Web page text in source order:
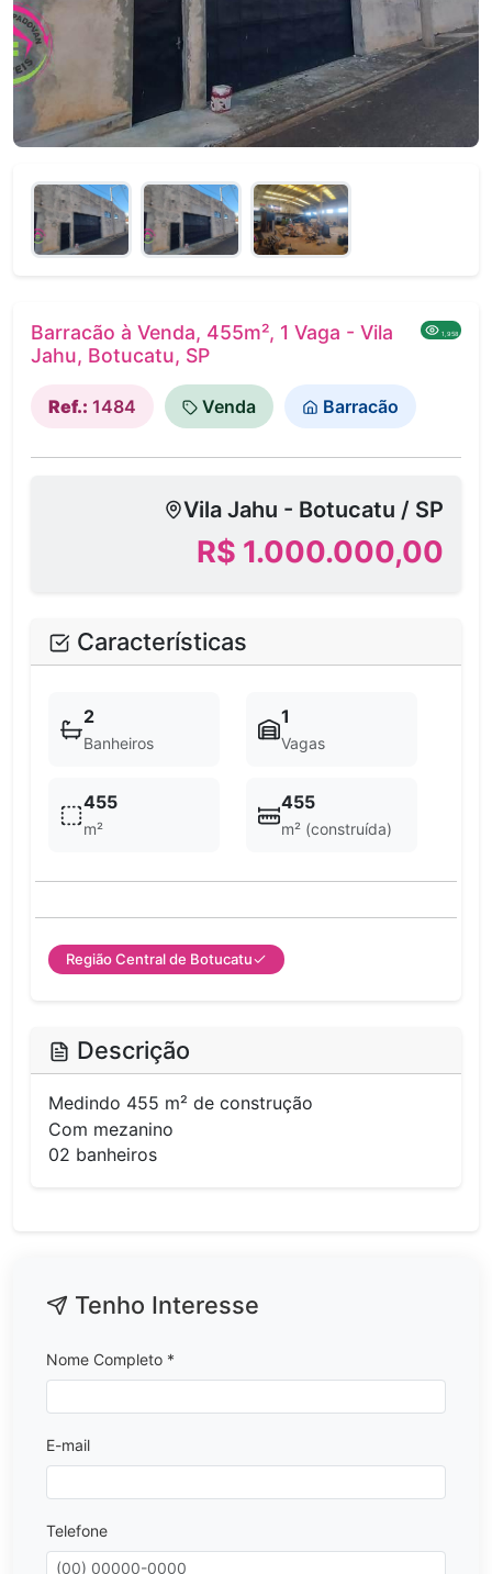
Barracão à Venda, 455m², 1 Vaga - Vila
Jahu, Botucatu, SP
1,958
Ref.: 1484 Venda Barracão
Vila Jahu - Botucatu / SP
R$ 1.000.000,00
Características
2
Banheiros
1
Vagas
455
m²
455
m² (construída)
Região Central de Botucatu
Descrição
Medindo 455 m² de construção
Com mezanino
02 banheiros
Tenho Interesse
Nome Completo *
E-mail
Telefone